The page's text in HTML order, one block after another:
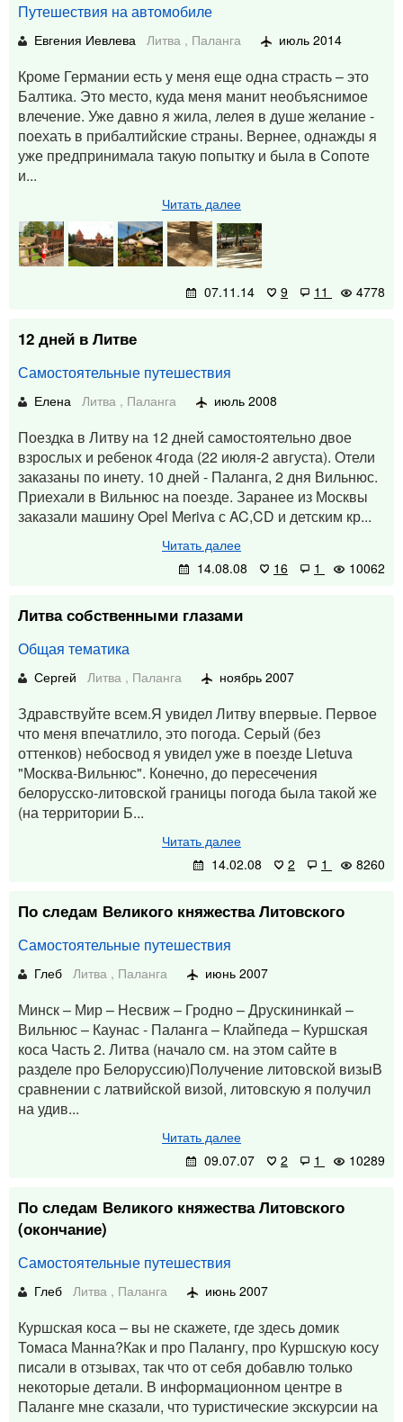
Путешествия на автомобиле
Евгения Иевлева Литва , Паланга июль 2014
Кроме Германии есть у меня еще одна страсть – это
Балтика. Это место, куда меня манит необъяснимое
влечение. Уже давно я жила, лелея в душе желание -
поехать в прибалтийские страны. Вернее, однажды я
уже предпринимала такую попытку и была в Сопоте
и...
Читать далее
07.11.14 9 11 4778
12 дней в Литве
Самостоятельные путешествия
Елена Литва , Паланга июль 2008
Поездка в Литву на 12 дней самостоятельно двое
взрослых и ребенок 4года (22 июля-2 августа). Отели
заказаны по инету. 10 дней - Паланга, 2 дня Вильнюс.
Приехали в Вильнюс на поезде. Заранее из Москвы
заказали машину Opel Meriva с AC,CD и детским кр...
Читать далее
14.08.08
16 1 10062
Литва собственными глазами
Общая тематика
Сергей Литва , Паланга ноябрь 2007
Здравствуйте всем.Я увидел Литву впервые. Первое
что меня впечатлило, это погода. Серый (без
оттенков) небосвод я увидел уже в поезде Lietuva
"Москва-Вильнюс". Конечно, до пересечения
белорусско-литовской границы погода была такой же
(на территории Б...
Читать далее
14.02.08
2 1 8260
По следам Великого княжества Литовского
Самостоятельные путешествия
Глеб Литва , Паланга июнь 2007
Минск – Мир – Несвиж – Гродно – Друскининкай –
Вильнюс – Каунас - Паланга – Клайпеда – Куршская
коса Часть 2. Литва (начало см. на этом сайте в
разделе про Белоруссию)Получение литовской визыВ
сравнении с латвийской визой, литовскую я получил
на удив...
Читать далее
09.07.07
2 1 10289
По следам Великого княжества Литовского
(окончание)
Самостоятельные путешествия
Глеб Литва , Паланга июнь 2007
Куршская коса – вы не скажете, где здесь домик
Томаса Манна?Как и про Палангу, про Куршскую косу
писали в отзывах, так что от себя добавлю только
некоторые детали. В информационном центре в
Паланге мне сказали, что туристические экскурсии на